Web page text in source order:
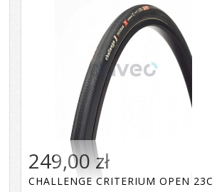
249,00 zł
CHALLENGE CRITERIUM OPEN 23C